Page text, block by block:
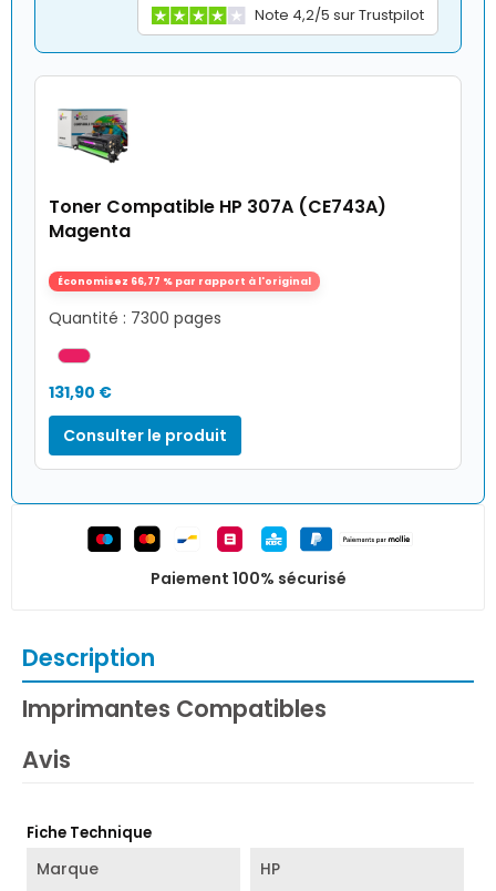
Note 4,2/5 sur Trustpilot
Toner Compatible HP 307A (CE743A)
Magenta
Économisez 66,77 % par rapport à l'original
Quantité : 7300 pages
131,90 €
Consulter le produit
Paiement 100% sécurisé
Description
Imprimantes Compatibles
Avis
Fiche Technique
Marque HP